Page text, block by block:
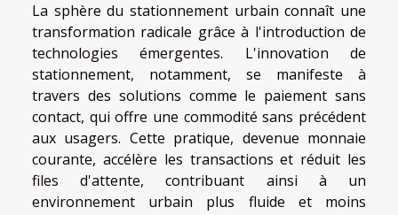
La sphère du stationnement urbain connaît une
transformation radicale grâce à l'introduction de
technologies émergentes. L'innovation de
stationnement, notamment, se manifeste à
travers des solutions comme le paiement sans
contact, qui offre une commodité sans précédent
aux usagers. Cette pratique, devenue monnaie
courante, accélère les transactions et réduit les
files d'attente, contribuant ainsi à un
environnement urbain plus fluide et moins